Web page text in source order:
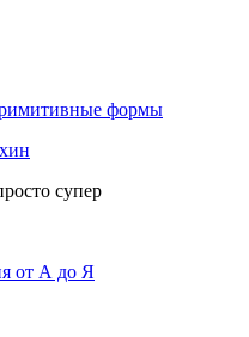
формы
супер
от А до Я